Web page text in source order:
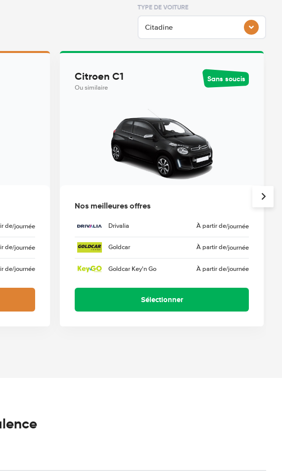
TYPE DE VOITURE
Citadine
de/journée
de/journée
de/journée
Citroen C1
Ou similaire
Sans soucis
Nos meilleures offres
Drivalia À partir de/journée
Goldcar À partir de/journée
Goldcar Key'n Go À partir de/journée
Sélectionner